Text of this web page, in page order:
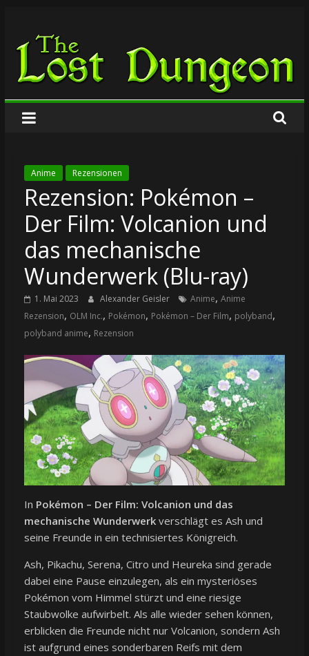
springen
The
Lost
Dungeon
Anime Rezensionen
Rezension: Pokémon –
Der Film: Volcanion und
das mechanische
Wunderwerk (Blu-ray)
1. Mai 2023 Alexander Geisler Anime, Anime
Rezension, OLM Inc., Pokémon, Pokémon – Der Film, polyband,
polyband anime, Rezension
In Pokémon – Der Film: Volcanion und das
mechanische Wunderwerkverschlägt es Ash und
seine Freunde in ein technisiertes Königreich.
Ash, Pikachu, Serena, Citro und Heureka sind gerade
dabei eine Pause einzulegen, als ein mysteriöses
Pokémon vom Himmel stürzt und eine riesige
Staubwolke aufwirbelt. Als alle wieder sehen können,
erblicken die Freunde nicht nur Volcanion, sondern Ash
ist aufgrund eines sonderbaren Reifs mit dem